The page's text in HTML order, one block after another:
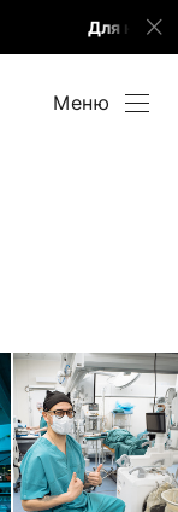
клиентов: 30
Меню